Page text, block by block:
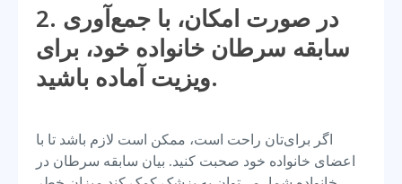
2. در صورت امکان، با جمع‌آوری
سابقه سرطان خانواده خود، برای
ویزیت آماده باشید.
اگر برای‌تان راحت است، ممکن است لازم باشد تا با
اعضای خانواده خود صحبت کنید. بیان سابقه سرطان در